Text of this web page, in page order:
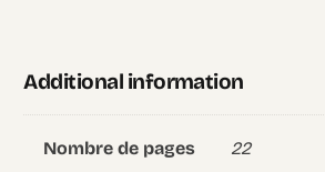
Additional information
Nombre de pages 22